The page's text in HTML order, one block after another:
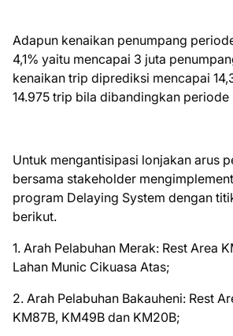
Adapun kenaikan penumpang
4,1% yaitu mencapai 3 juta
kenaikan trip diprediksi mencapai
14.975 trip bila dibandingkan
Untuk mengantisipasi lonjakan arus
bersama stakeholder
program Delaying System dengan
berikut.
1. Arah Pelabuhan Merak: Rest Area
Lahan Munic Cikuasa Atas;
2. Arah Pelabuhan Bakauheni: Rest
KM87B, KM49B dan KM20B;